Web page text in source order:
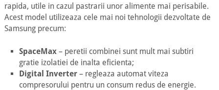
rapida, utile in cazul pastrarii unor alimente mai perisabile.
Acest model utilizeaza cele mai noi tehnologii dezvoltate de
Samsung precum:
SpaceMax – peretii combinei sunt mult mai subtiri
gratie izolatiei de inalta eficienta;
Digital Inverter – regleaza automat viteza
compresorului pentru un consum redus de energie.